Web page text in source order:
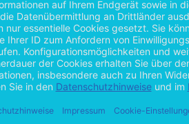
byOpen Publishing